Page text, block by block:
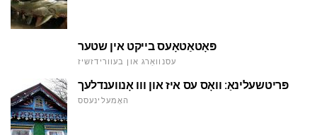
פּאָטאַטאָעס בייקט אין שטער
עסנוואַרג און בעוורידזשיז
פּריטשעלינאַ: וואָס עס איז און ווו אָנווענדלעך
האָמעלינעסס